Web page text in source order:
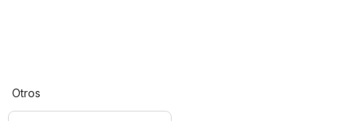
Otros